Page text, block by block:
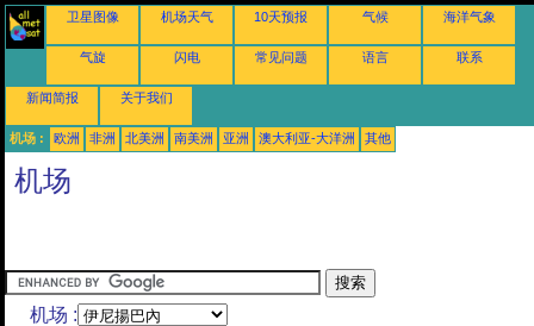
卫星图像 机场天气 10天预报 气候 海洋气象
气旋 闪电 常见问题 语言 联系
新闻简报 关于我们
机场 : 欧洲 非洲 北美洲 南美洲 亚洲 澳大利亚-大洋洲 其他
机场
机场 :